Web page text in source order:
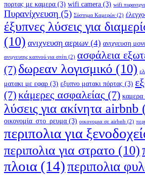
πορτας με καμερα (3) wifi camera (3) wifi
Πυρανίχνευση (5) Σύστημα Καμερών (2)
έξυπνες λύσεις για
(10) ανιχνευση αεριων (4) ανιχνευση
ανιχνευτης καπνού για σπίτι (2) ασφάλεια
(7) δωρεαν λογισμικό (10)
ματακι με εφαρ (3) εξυπνο ματακι πόρτας (3)
(7)κάμερες ασφαλείας (7) καμερα
λύσεις για ακίνητα airbnb
οικονομία_στο_ρευμα (3) οικονομια σε airbnb (2)
περιπολια για
περιπολια για στρατο (10)
πλοια (14)περιπολια